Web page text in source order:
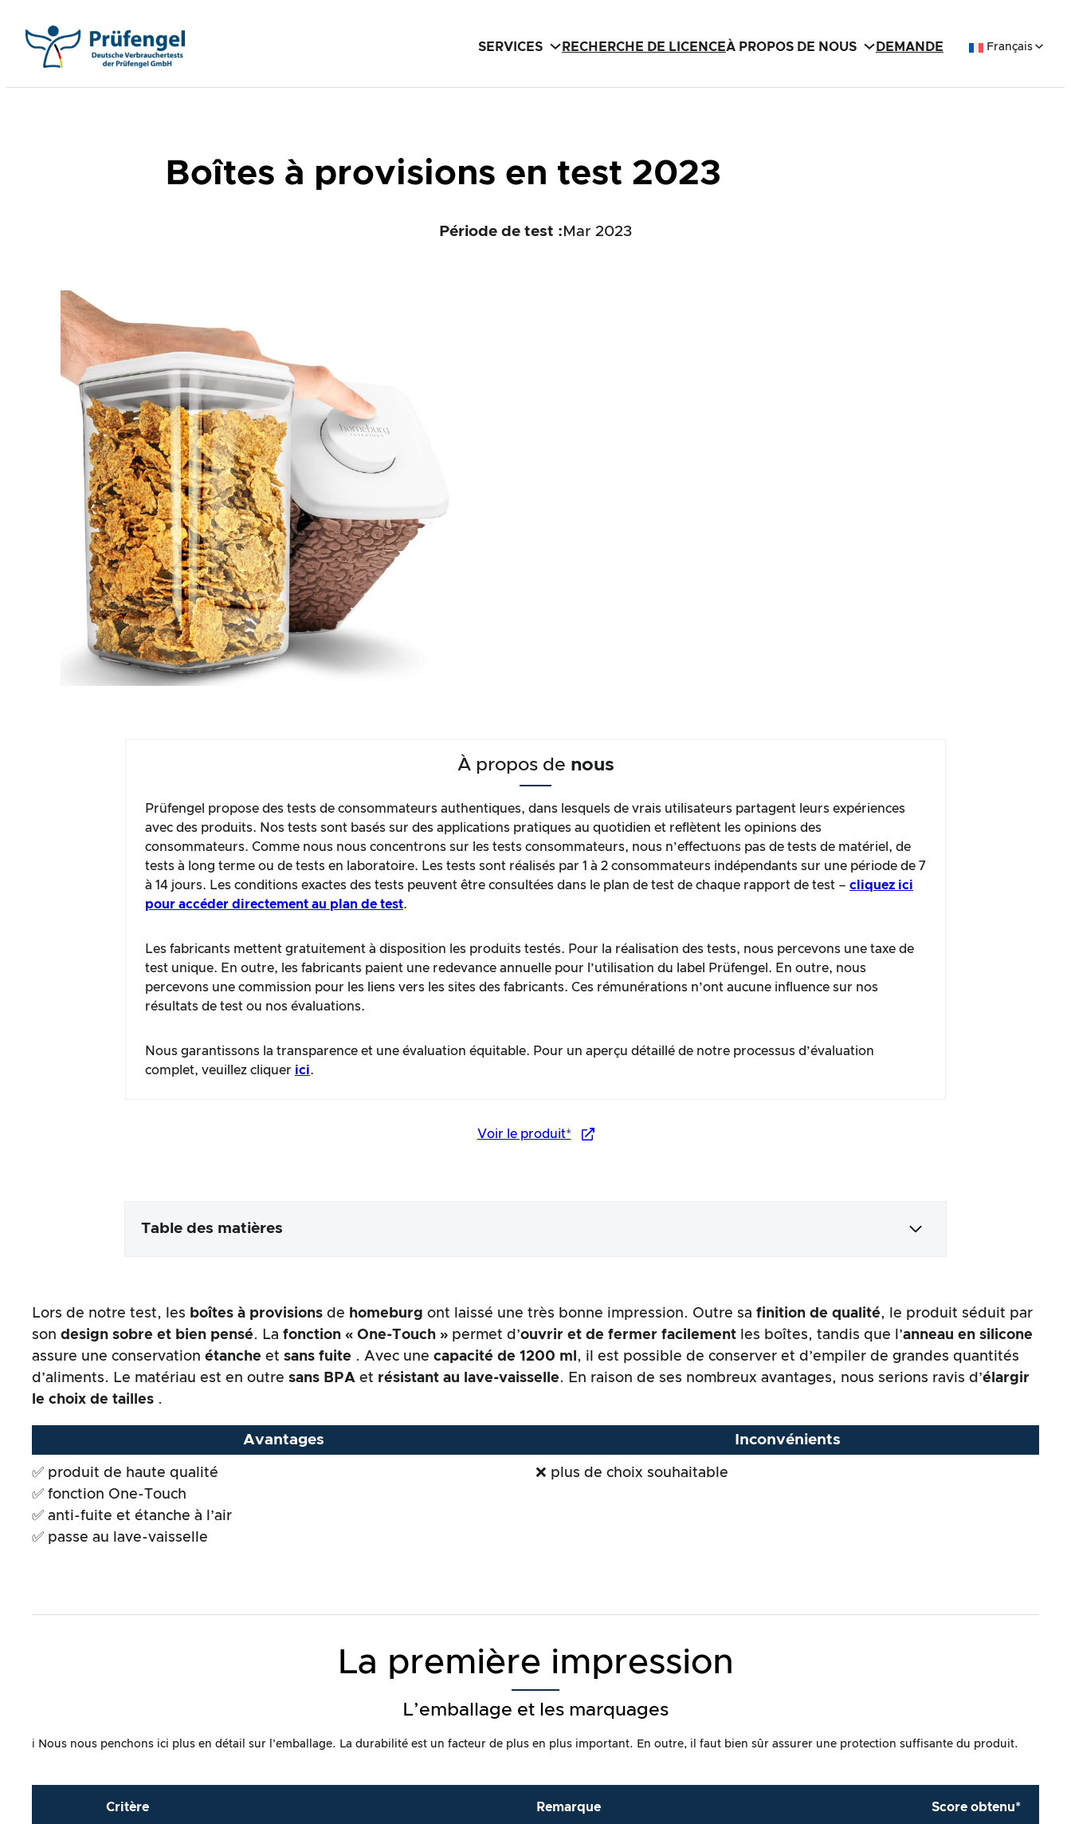
contenu
SERVICES RECHERCHE DE LICENCEÀ PROPOS DE NOUS DEMANDE Français
Boîtes à provisions en test 2023
Période de test : Mar 2023
À propos de nous
Prüfengel propose des tests de consommateurs authentiques, dans lesquels de vrais utilisateurs partagent leurs expériences
avec des produits. Nos tests sont basés sur des applications pratiques au quotidien et reflètent les opinions des
consommateurs. Comme nous nous concentrons sur les tests consommateurs, nous n’effectuons pas de tests de matériel, de
tests à long terme ou de tests en laboratoire. Les tests sont réalisés par 1 à 2 consommateurs indépendants sur une période de 7
à 14 jours. Les conditions exactes des tests peuvent être consultées dans le plan de test de chaque rapport de test – cliquez ici
pour accéder directement au plan de test.
Les fabricants mettent gratuitement à disposition les produits testés. Pour la réalisation des tests, nous percevons une taxe de
test unique. En outre, les fabricants paient une redevance annuelle pour l’utilisation du label Prüfengel. En outre, nous
percevons une commission pour les liens vers les sites des fabricants. Ces rémunérations n’ont aucune influence sur nos
résultats de test ou nos évaluations.
Nous garantissons la transparence et une évaluation équitable. Pour un aperçu détaillé de notre processus d’évaluation
complet, veuillez cliquer ici.
Voir le produit*
Table des matières
Traitement des produits & apparence
Le test pratique
Résultat global
Lors de notre test, les boîtes à provisions de homeburg ont laissé une très bonne impression. Outre sa finition de qualité, le produit séduit par
son design sobre et bien pensé. La fonction « One-Touch » permet d’ouvrir et de fermer facilement les boîtes, tandis que l’anneau en silicone
assure une conservation étanche et sans fuite . Avec une capacité de 1200 ml , il est possible de conserver et d’empiler de grandes quantités
d’aliments. Le matériau est en outre sans BPA et résistant au lave-vaisselle. En raison de ses nombreux avantages, nous serions ravis d’élargir
le choix de tailles .
Avantages
✅ produit de haute qualité
✅ fonction One-Touch
✅ anti-fuite et étanche à l’air
✅ passe au lave-vaisselle
Inconvénients
❌ plus de choix souhaitable
La première impression
L’emballage et les marquages
ℹ️ Nous nous penchons ici plus en détail sur l’emballage. La durabilité est un facteur de plus en plus important. En outre, il faut bien sûr assurer une protection suffisante du produit.
Critère Remarque Score obtenu*